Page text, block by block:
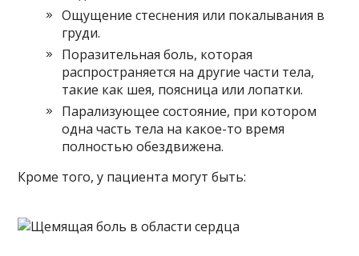
Ощущение стеснения или покалывания в
груди.
Поразительная боль, которая
распространяется на другие части тела,
такие как шея, поясница или лопатки.
Парализующее состояние, при котором
одна часть тела на какое-то время
полностью обездвижена.
Кроме того, у пациента могут быть: